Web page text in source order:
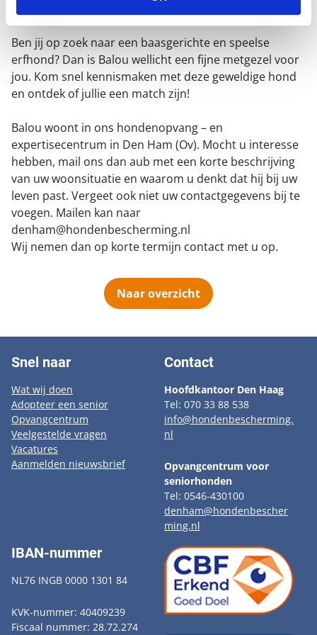
Ben jij op zoek naar een baasgerichte en speelse
erfhond? Dan is Balou wellicht een fijne metgezel voor
jou. Kom snel kennismaken met deze geweldige hond
en ontdek of jullie een match zijn!
Balou woont in ons hondenopvang – en
expertisecentrum in Den Ham (Ov). Mocht u interesse
hebben, mail ons dan aub met een korte beschrijving
van uw woonsituatie en waarom u denkt dat hij bij uw
leven past. Vergeet ook niet uw contactgegevens bij te
voegen. Mailen kan naar
denham@hondenbescherming.nl
Wij nemen dan op korte termijn contact met u op.
Naar overzicht
Snel naar
Wat wij doen
Adopteer een senior
Opvangcentrum
Veelgestelde vragen
Vacatures
Aanmelden nieuwsbrief
Contact
Hoofdkantoor Den Haag
Tel: 070 33 88 538
info@hondenbescherming.
nl
Opvangcentrum voor
seniorhonden
Tel: 0546-430100
denham@hondenbescher
ming.nl
IBAN-nummer
NL76 INGB 0000 1301 84
KVK-nummer: 40409239
Fiscaal nummer: 28.72.274